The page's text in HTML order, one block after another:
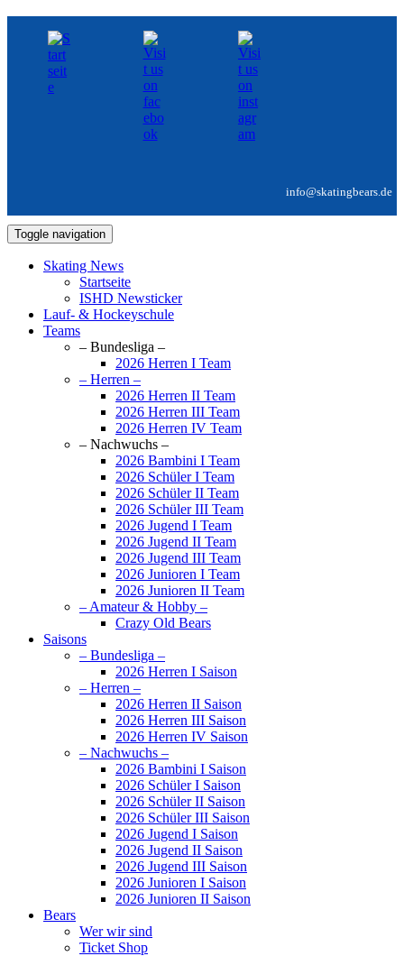
info@skatingbears.de
Toggle navigation
Skating News
Startseite
ISHD Newsticker
Lauf- & Hockeyschule
Teams
– Bundesliga –
2026 Herren I Team
– Herren –
2026 Herren II Team
2026 Herren III Team
2026 Herren IV Team
– Nachwuchs –
2026 Bambini I Team
2026 Schüler I Team
2026 Schüler II Team
2026 Schüler III Team
2026 Jugend I Team
2026 Jugend II Team
2026 Jugend III Team
2026 Junioren I Team
2026 Junioren II Team
– Amateur & Hobby –
Crazy Old Bears
Saisons
– Bundesliga –
2026 Herren I Saison
– Herren –
2026 Herren II Saison
2026 Herren III Saison
2026 Herren IV Saison
– Nachwuchs –
2026 Bambini I Saison
2026 Schüler I Saison
2026 Schüler II Saison
2026 Schüler III Saison
2026 Jugend I Saison
2026 Jugend II Saison
2026 Jugend III Saison
2026 Junioren I Saison
2026 Junioren II Saison
Bears
Wer wir sind
Ticket Shop